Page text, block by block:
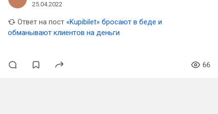
25.04.2022
Ответ на пост «Kupibilet» бросают в беде и
обманывают клиентов на деньги
66